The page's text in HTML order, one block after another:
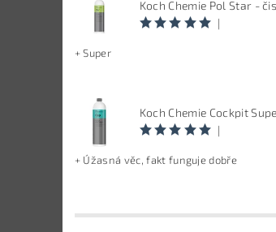
|
+ Super
|
+ Úžasná věc, fakt funguje dobře